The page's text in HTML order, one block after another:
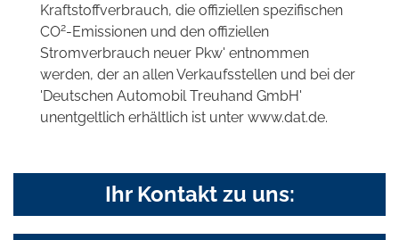
Kraftstoffverbrauch, die offiziellen spezifischen
CO2-Emissionen und den offiziellen
Stromverbrauch neuer Pkw' entnommen
werden, der an allen Verkaufsstellen und bei der
'Deutschen Automobil Treuhand GmbH'
unentgeltlich erhältlich ist unter www.dat.de.
Ihr Kontakt zu uns: